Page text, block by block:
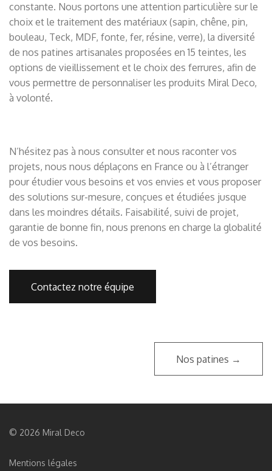
constante. Nous portons une attention particulière sur le
choix et le traitement des matériaux (sapin, chêne, pin,
bouleau, Teck, MDF, fonte, fer, résine, verre), la diversité
de nos patines artisanales proposées en 15 teintes, les
options de vieillissement et le choix des ferrures, afin de
vous permettre de personnaliser les produits Miral Deco,
à volonté.
N’hésitez pas à nous consulter et nous raconter vos
projets, nous nous déplaçons en France ou à l’étranger
pour étudier vous besoins et vos envies et vous proposer
des solutions sur-mesure, conçues et étudiées jusque
dans les moindres détails. Faisabilité, suivi de projet,
garantie de bonne fin, nous prenons en charge la globalité
de vos besoins.
Contactez notre équipe
Nos patines →
© 2026 Miral Deco
Mentions légales